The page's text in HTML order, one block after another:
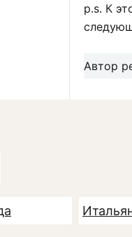
p.s. К
Автор